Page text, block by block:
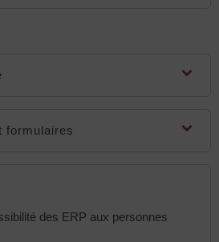
formulaires
des ERP aux personnes